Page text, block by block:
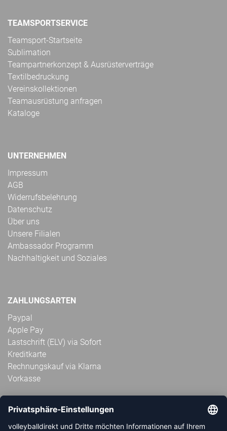
TEAMSPORTSERVICE
Teamsport-Startseite
Sublimation
Teampartnerkonzept & Ausrüsterverträge
Textilbedruckung
Vereinskollektionen
Teamausrüstung anfragen
Kataloge
UNTERNEHMEN
Impressum
AGB
Widerrufsbelehrung
Datenschutz
Über uns
Unsere Filialen
Ambassador Programm
Nachhaltigkeit und Soziales
ZAHLUNGSARTEN
Paypal
Apple Pay
Lastschrift (ELV) via Sofort
Kreditkarte
Rechnungskauf via Klarna
Vorkasse
ABONNIERE JETZT DEN KOSTENLOSEN
VOLLEYBALLDIREKT-NEWSLETTER UND VERPASSE KEINE